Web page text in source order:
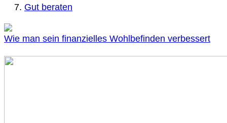
Gut beraten
Wie man sein finanzielles Wohlbefinden verbessert